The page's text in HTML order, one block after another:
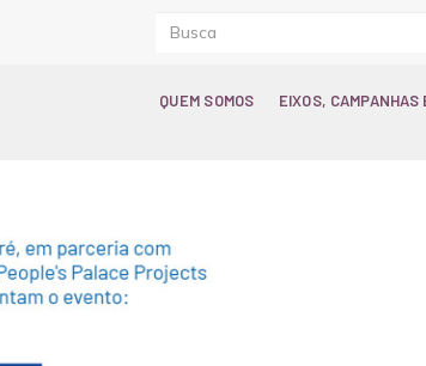
QUEM SOMOS EIXOS,